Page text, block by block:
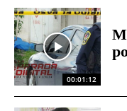
00:01:12